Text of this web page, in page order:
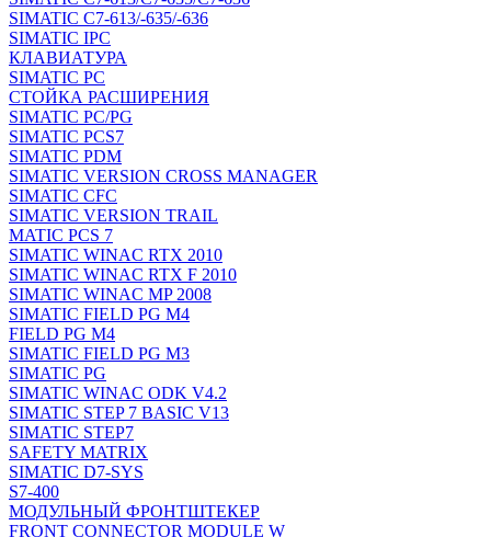
SIMATIC C7-613/-635/-636
SIMATIC IPC
КЛАВИАТУРА
SIMATIC PC
СТОЙКА РАСШИРЕНИЯ
SIMATIC PC/PG
SIMATIC PCS7
SIMATIC PDM
SIMATIC VERSION CROSS MANAGER
SIMATIC CFC
SIMATIC VERSION TRAIL
MATIC PCS 7
SIMATIC WINAC RTX 2010
SIMATIC WINAC RTX F 2010
SIMATIC WINAC MP 2008
SIMATIC FIELD PG M4
FIELD PG M4
SIMATIC FIELD PG M3
SIMATIC PG
SIMATIC WINAC ODK V4.2
SIMATIC STEP 7 BASIC V13
SIMATIC STEP7
SAFETY MATRIX
SIMATIC D7-SYS
S7-400
МОДУЛЬНЫЙ ФРОНТШТЕКЕР
FRONT CONNECTOR MODULE W